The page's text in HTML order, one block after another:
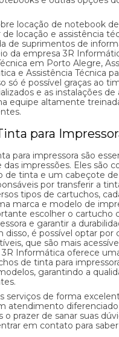
locação de notebook
de locação e assistência
de suprimentos de
da empresa 3R
em Porto Alegre,
e Assistência Técnica
só é possível graças ao
e as instalações de
equipe altamente
para
para impressora são
das impressões. Eles são
de tinta e um cabeçote
por transferir a
tipos de cartuchos,
marca e modelo de
escolher o cartucho
e garantir a
disso, é possível optar por
que são mais
Informática oferece
de tinta para
garantindo a
serviços de forma
atendimento
prazer de sanar suas
em contato para